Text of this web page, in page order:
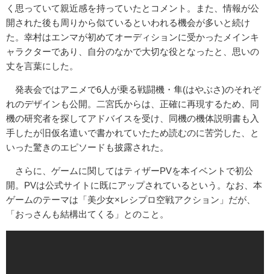
く思っていて親近感を持っていたとコメント。また、情報が公
開された後も周りから似ているといわれる機会が多いと続け
た。幸村はエンマが初めてオーディションに受かったメインキ
ャラクターであり、自分のなかで大切な役となったと、思いの
丈を言葉にした。
発表会ではアニメで6人が乗る戦闘機・隼(はやぶさ)のそれぞ
れのデザインも公開。二宮氏からは、正確に再現するため、同
機の研究者を探してアドバイスを受け、同機の機体説明書も入
手したが旧仮名遣いで書かれていたため読むのに苦労した、と
いった驚きのエピソードも披露された。
さらに、ゲームに関してはティザーPVを本イベントで初公
開。PVは公式サイトに既にアップされているという。なお、本
ゲームのテーマは「美少女×レシプロ空戦アクション」だが、
「おっさんも結構出てくる」とのこと。